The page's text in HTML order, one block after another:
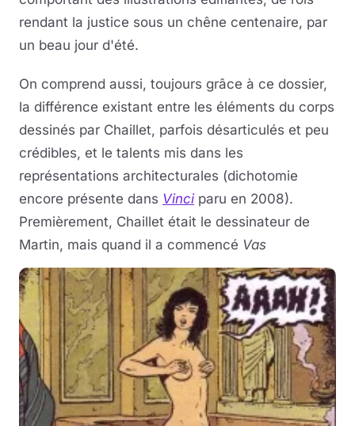
rendant la justice sous un chêne centenaire, par
un beau jour d'été.
On comprend aussi, toujours grâce à ce dossier,
la différence existant entre les éléments du corps
dessinés par Chaillet, parfois désarticulés et peu
crédibles, et le talents mis dans les
représentations architecturales (dichotomie
encore présente dans Vinciparu en 2008).
Premièrement, Chaillet était le dessinateur de
Martin, mais quand il a commencé Vas